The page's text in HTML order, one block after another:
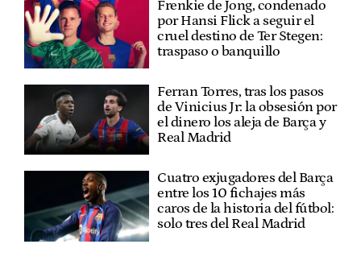
Frenkie de Jong, condenado
por Hansi Flick a seguir el
cruel destino de Ter Stegen:
traspaso o banquillo
Ferran Torres, tras los pasos
de Vinicius Jr: la obsesión por
el dinero los aleja de Barça y
Real Madrid
Cuatro exjugadores del Barça
entre los 10 fichajes más
caros de la historia del fútbol:
solo tres del Real Madrid